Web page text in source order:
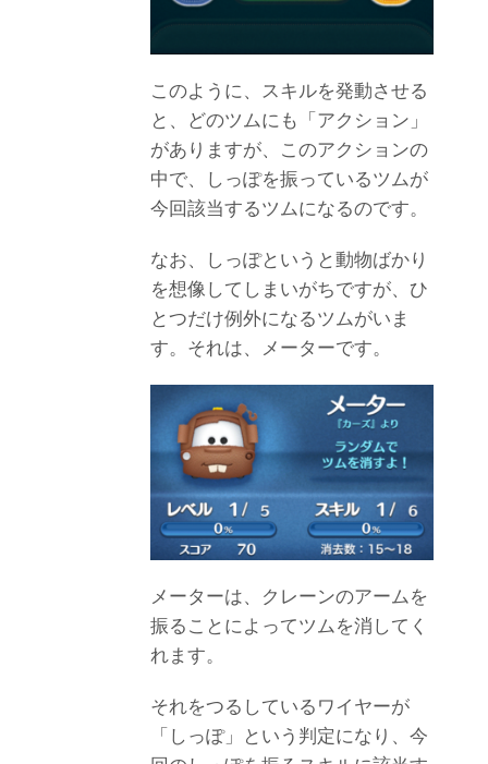
このように、スキルを発動させる
と、どのツムにも「アクション」
がありますが、このアクションの
中で、しっぽを振っているツムが
今回該当するツムになるのです。
なお、しっぽというと動物ばかり
を想像してしまいがちですが、ひ
とつだけ例外になるツムがいま
す。それは、メーターです。
メーターは、クレーンのアームを
振ることによってツムを消してく
れます。
それをつるしているワイヤーが
「しっぽ」という判定になり、今